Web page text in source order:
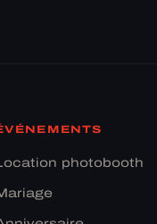
photobooth